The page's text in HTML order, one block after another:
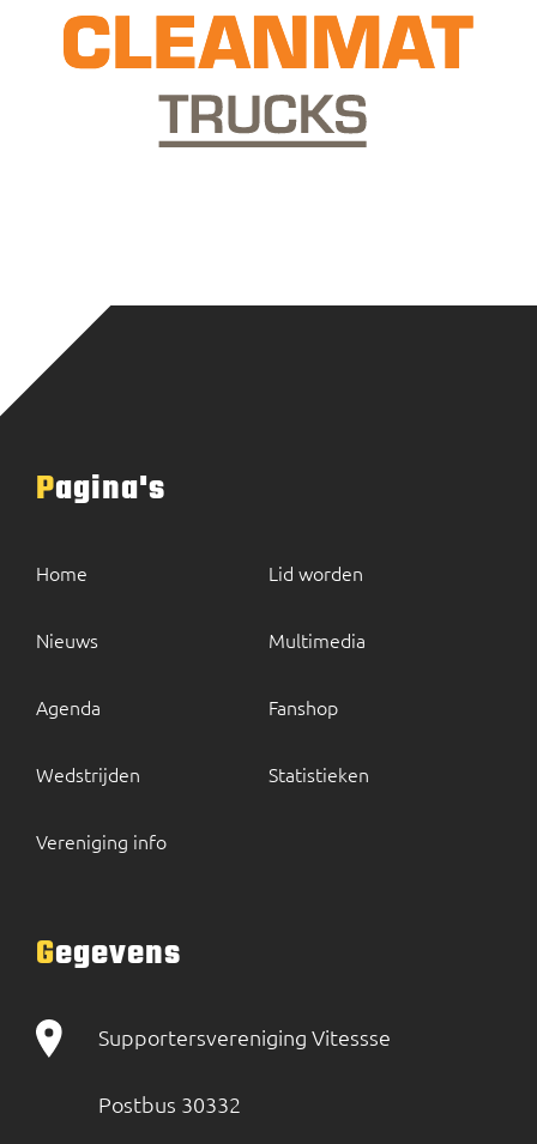
Pagina's
Home
Nieuws
Agenda
Wedstrijden
Vereniging info
Lid worden
Multimedia
Fanshop
Statistieken
Gegevens
Supportersvereniging Vitessse
Postbus 30332